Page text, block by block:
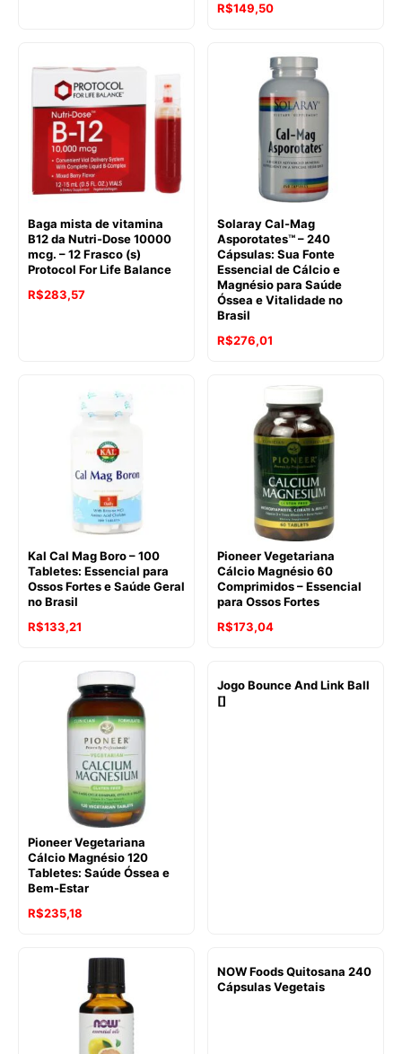
R$149,50
Baga mista de vitamina
B12 da Nutri-Dose 10000
mcg. – 12 Frasco (s)
Protocol For Life Balance
R$283,57
Solaray Cal-Mag
Asporotates™ – 240
Cápsulas: Sua Fonte
Essencial de Cálcio e
Magnésio para Saúde
Óssea e Vitalidade no
Brasil
R$276,01
Kal Cal Mag Boro – 100
Tabletes: Essencial para
Ossos Fortes e Saúde Geral
no Brasil
R$133,21
Pioneer Vegetariana
Cálcio Magnésio 60
Comprimidos – Essencial
para Ossos Fortes
R$173,04
Pioneer Vegetariana
Cálcio Magnésio 120
Tabletes: Saúde Óssea e
Bem-Estar
R$235,18
Jogo Bounce And Link Ball
[]
NOW Foods Quitosana 240
Cápsulas Vegetais